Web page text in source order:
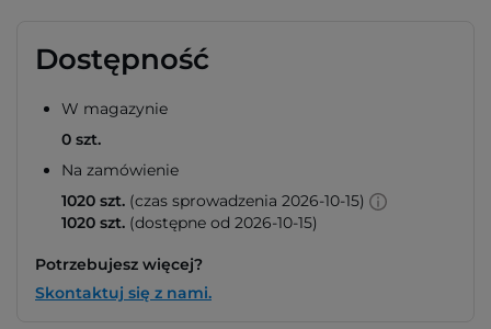
Dostępność
W magazynie
0 szt.
Na zamówienie
1020 szt. (czas sprowadzenia 2026-10-15)
1020 szt. (dostępne od 2026-10-15)
Potrzebujesz więcej?
Skontaktuj się z nami.